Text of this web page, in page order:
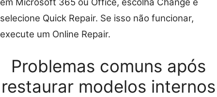
selecione Quick Repair. Se isso não funcionar,
execute um Online Repair.
Problemas comuns após
restaurar modelos internos